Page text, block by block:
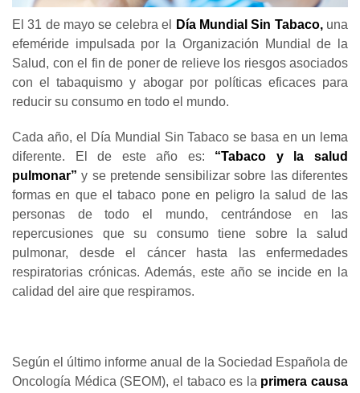
El 31 de mayo se celebra el Día Mundial Sin Tabaco,una
efeméride impulsada por la Organización Mundial de la
Salud, con el fin de poner de relieve los riesgos asociados
con el tabaquismo y abogar por políticas eficaces para
reducir su consumo en todo el mundo.
Cada año, el Día Mundial Sin Tabaco se basa en un lema
diferente. El de este año es: “Tabaco y la salud
pulmonar” y se pretende sensibilizar sobre las diferentes
formas en que el tabaco pone en peligro la salud de las
personas de todo el mundo, centrándose en las
repercusiones que su consumo tiene sobre la salud
pulmonar, desde el cáncer hasta las enfermedades
respiratorias crónicas. Además, este año se incide en la
calidad del aire que respiramos.
Según el último informe anual de la Sociedad Española de
Oncología Médica (SEOM), el tabaco es la primera causa